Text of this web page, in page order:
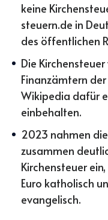
keine
steuern.de in
des öffentlichen
Die
Finanzämtern
Wikipedia dafür
einbehalten.
2023 nahmen
zusammen
Kirchensteuer
Euro katholisch
evangelisch.